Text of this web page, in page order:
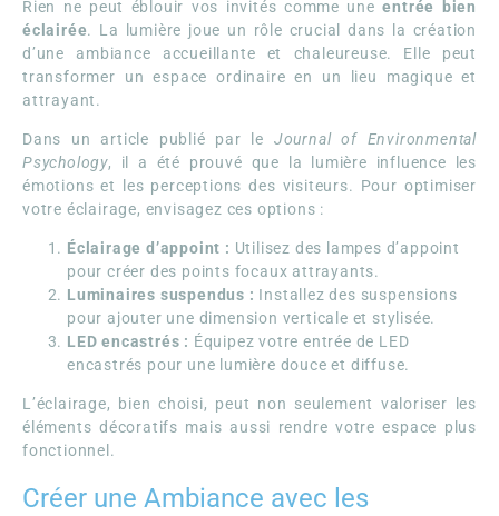
Rien ne peut éblouir vos invités comme uneentrée bien
éclairée. La lumière joue un rôle crucial dans la création
d’une ambiance accueillante et chaleureuse. Elle peut
transformer un espace ordinaire en un lieu magique et
attrayant.
Dans un article publié par le Journal of Environmental
Psychology, il a été prouvé que la lumière influence les
émotions et les perceptions des visiteurs. Pour optimiser
votre éclairage, envisagez ces options :
Éclairage d’appoint : Utilisez des lampes d’appoint
pour créer des points focaux attrayants.
Luminaires suspendus : Installez des suspensions
pour ajouter une dimension verticale et stylisée.
LED encastrés : Équipez votre entrée de LED
encastrés pour une lumière douce et diffuse.
L’éclairage, bien choisi, peut non seulement valoriser les
éléments décoratifs mais aussi rendre votre espace plus
fonctionnel.
Créer une Ambiance avec les